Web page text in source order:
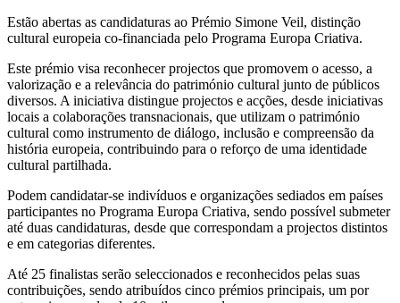
Estão abertas as candidaturas ao Prémio Simone Veil, distinção
cultural europeia co-financiada pelo Programa Europa Criativa.
Este prémio visa reconhecer projectos que promovem o acesso, a
valorização e a relevância do património cultural junto de públicos
diversos. A iniciativa distingue projectos e acções, desde iniciativas
locais a colaborações transnacionais, que utilizam o património
cultural como instrumento de diálogo, inclusão e compreensão da
história europeia, contribuindo para o reforço de uma identidade
cultural partilhada.
Podem candidatar-se indivíduos e organizações sediados em países
participantes no Programa Europa Criativa, sendo possível submeter
até duas candidaturas, desde que correspondam a projectos distintos
e em categorias diferentes.
Até 25 finalistas serão seleccionados e reconhecidos pelas suas
contribuições, sendo atribuídos cinco prémios principais, um por